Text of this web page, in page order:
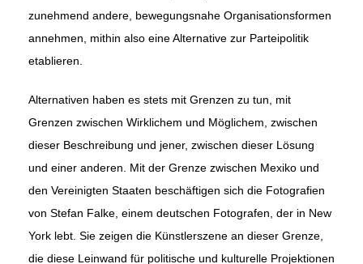
zunehmend andere, bewegungsnahe Organisationsformen
annehmen, mithin also eine Alternative zur Parteipolitik
etablieren.
Alternativen haben es stets mit Grenzen zu tun, mit
Grenzen zwischen Wirklichem und Möglichem, zwischen
dieser Beschreibung und jener, zwischen dieser Lösung
und einer anderen. Mit der Grenze zwischen Mexiko und
den Vereinigten Staaten beschäftigen sich die Fotografien
von Stefan Falke, einem deutschen Fotografen, der in New
York lebt. Sie zeigen die Künstlerszene an dieser Grenze,
die diese Leinwand für politische und kulturelle Projektionen